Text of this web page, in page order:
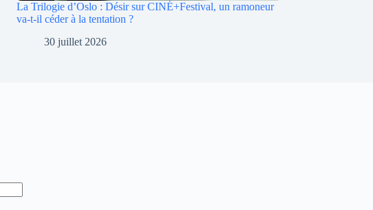
La Trilogie d’Oslo : Désir sur CINÉ+Festival, un ramoneur
va-t-il céder à la tentation ?
30 juillet 2026